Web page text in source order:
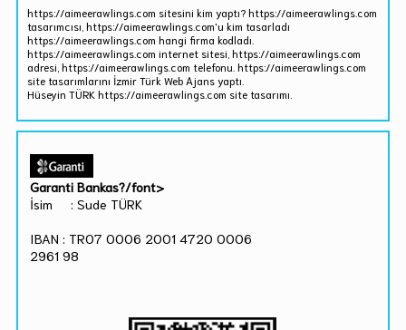
https://aimeerawlings.com sitesini kim yaptı? https://aimeerawlings.com
tasarımcısı, https://aimeerawlings.com'u kim tasarladı
https://aimeerawlings.com hangi firma kodladı.
https://aimeerawlings.com internet sitesi, https://aimeerawlings.com
adresi, https://aimeerawlings.com telefonu. https://aimeerawlings.com
site tasarımlarını İzmir Türk Web Ajans yaptı.
Hüseyin TÜRK https://aimeerawlings.com site tasarımı.
Garanti Bankas?/font>
İsim : Sude TÜRK
IBAN : TR07 0006 2001 4720 0006
2961 98